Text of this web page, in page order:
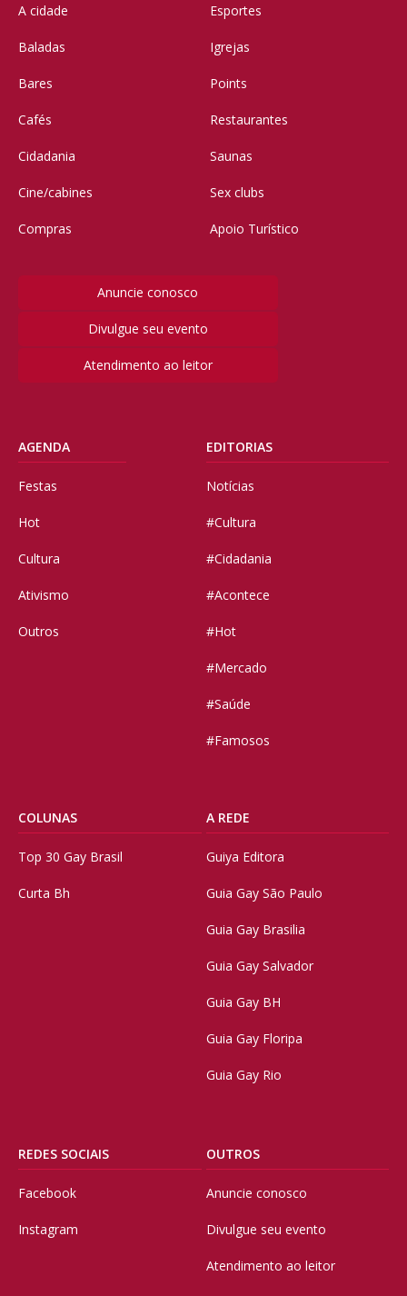
A cidade
Baladas
Bares
Cafés
Cidadania
Cine/cabines
Compras
Esportes
Igrejas
Points
Restaurantes
Saunas
Sex clubs
Apoio Turístico
Anuncie conosco
Divulgue seu evento
Atendimento ao leitor
AGENDA
Festas
Hot
Cultura
Ativismo
Outros
EDITORIAS
Notícias
#Cultura
#Cidadania
#Acontece
#Hot
#Mercado
#Saúde
#Famosos
COLUNAS
Top 30 Gay Brasil
Curta Bh
A REDE
Guiya Editora
Guia Gay São Paulo
Guia Gay Brasilia
Guia Gay Salvador
Guia Gay BH
Guia Gay Floripa
Guia Gay Rio
REDES SOCIAIS
Facebook
Instagram
OUTROS
Anuncie conosco
Divulgue seu evento
Atendimento ao leitor